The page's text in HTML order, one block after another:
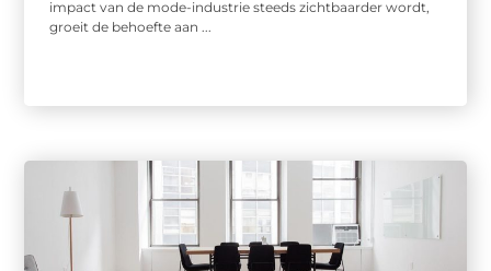
impact van de mode-industrie steeds zichtbaarder wordt,
groeit de behoefte aan ...